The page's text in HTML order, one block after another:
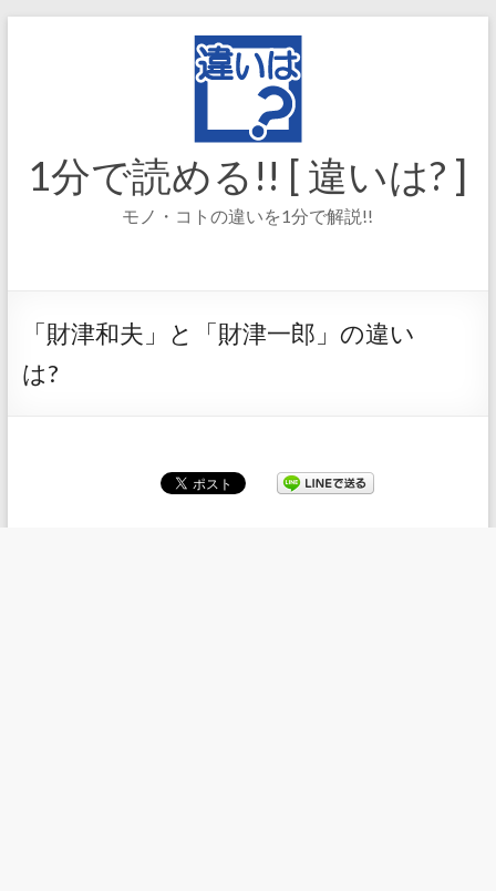
1分で読める!! [ 違いは? ]
モノ・コトの違いを1分で解説!!
「財津和夫」と「財津一郎」の違い
は?